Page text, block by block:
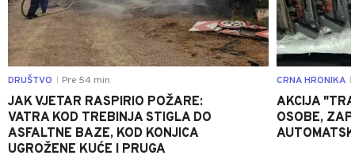
DRUŠTVO Pre 54 min
JAK VJETAR RASPIRIO POŽARE:
VATRA KOD TREBINJA STIGLA DO
ASFALTNE BAZE, KOD KONJICA
UGROŽENE KUĆE I PRUGA
CRNA HRONIKA
AKCIJA
OSOBE,